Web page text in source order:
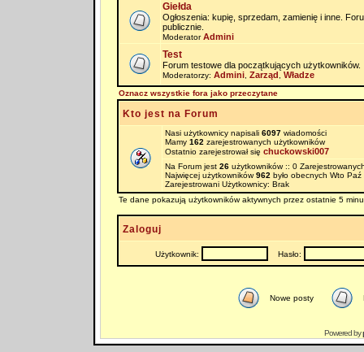
Giełda
Ogłoszenia: kupię, sprzedam, zamienię i inne.
publicznie.
ModeratorAdmini
Test
Forum testowe dla początkujących użytkowników.
Moderatorzy: Admini, Zarząd Władze
Oznacz wszystkie fora jako przeczytane
Kto jest na Forum
Nasi użytkownicy napisali 6097wiadomości
Mamy 162 zarejestrowanych użytkowników
Ostatnio zarejestrował się chuckowski007
Na Forum jest 26użytkowników :: 0
Najwięcej użytkowników962 było obecnych Wto
Zarejestrowani Użytkownicy: Brak
Te dane pokazują użytkowników aktywnych przez ostatnie 5
Zaloguj
Użytkownik: Hasło:
Nowe posty
Powered by